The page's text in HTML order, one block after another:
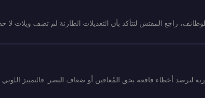
لترصد أخطاء فاقعة بحق المُعاقين أو ضعاف البصر. فالتمييز